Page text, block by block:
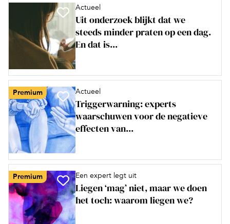
Actueel
Uit onderzoek blijkt dat we
steeds minder praten op een dag.
En dat is...
Premium Actueel
Triggerwarning: experts
waarschuwen voor de negatieve
effecten van...
Premium Een expert legt uit
Liegen ‘mag’ niet, maar we doen
het toch: waarom liegen we?